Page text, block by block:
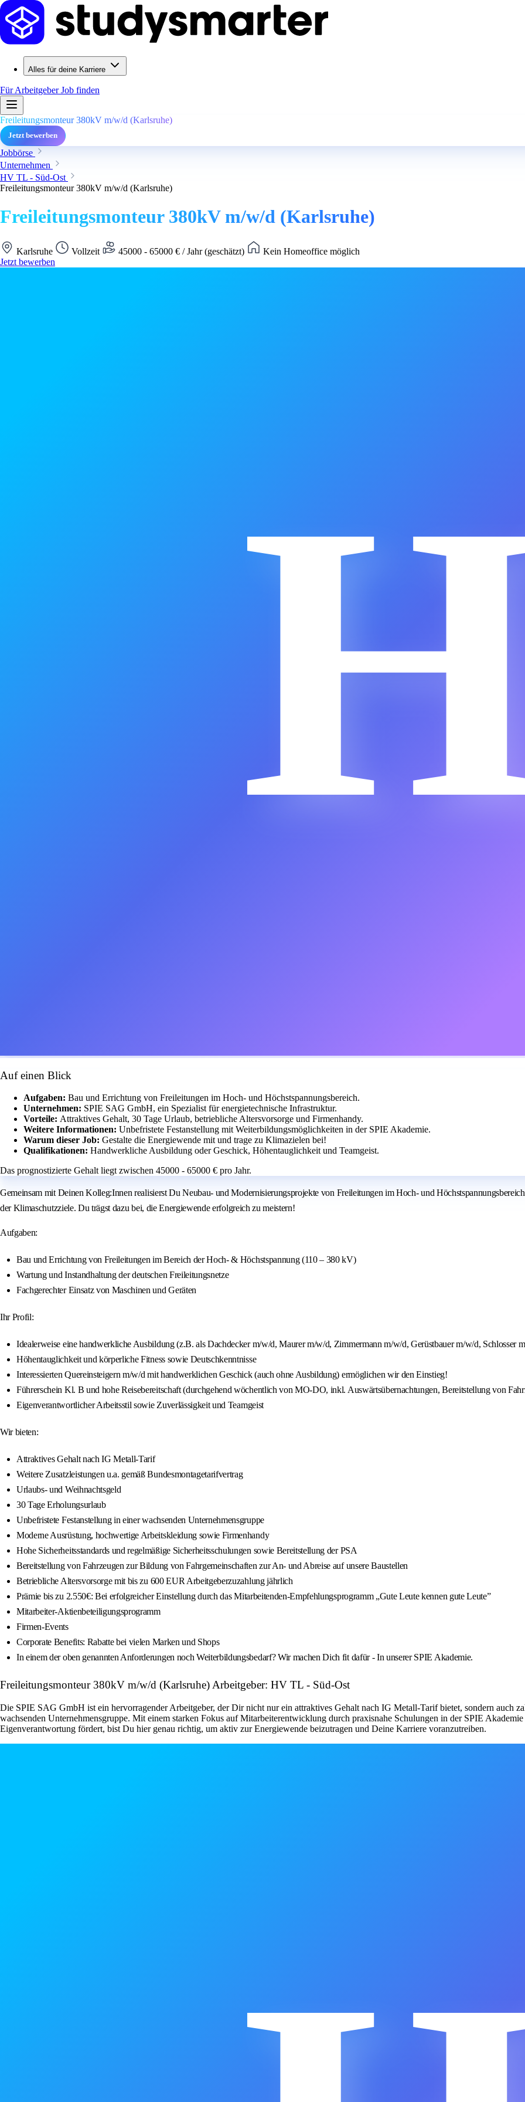
Alles für deine Karriere
Für ArbeitgeberJob finden
Freileitungsmonteur 380kV m/w/d (Karlsruhe)
Jetzt bewerben
Jobbörse
Unternehmen
HV TL - Süd-Ost
Freileitungsmonteur 380kV m/w/d (Karlsruhe)
Freileitungsmonteur 380kV m/w/d (Karlsruhe)
Karlsruhe Vollzeit 45000 - 65000 € / Jahr (geschätzt)
Kein Homeoffice möglich
Jetzt bewerben
Auf einen Blick
Aufgaben: Bau und Errichtung von Freileitungen im Hoch- und Höchstspannungsbereich.
Unternehmen: SPIE SAG GmbH, ein Spezialist für energietechnische Infrastruktur.
Vorteile: Attraktives Gehalt, 30 Tage Urlaub, betriebliche Altersvorsorge und Firmenhandy.
Weitere Informationen: Unbefristete Festanstellung mit Weiterbildungsmöglichkeiten in der SPIE Akademie.
Warum dieser Job: Gestalte die Energiewende mit und trage zu Klimazielen bei!
Qualifikationen: Handwerkliche Ausbildung oder Geschick, Höhentauglichkeit und Teamgeist.
Das prognostizierte Gehalt liegt zwischen 45000 - 65000 € pro Jahr.
Gemeinsam mit Deinen Kolleg:Innen realisierst Du Neubau- und Modernisierungsprojekte von Freileitungen im Hoch- und
der Klimaschutzziele. Du trägst dazu bei, die Energiewende erfolgreich zu meistern!
Aufgaben:
Bau und Errichtung von Freileitungen im Bereich der Hoch- & Höchstspannung (110 – 380 kV)
Wartung und Instandhaltung der deutschen Freileitungsnetze
Fachgerechter Einsatz von Maschinen und Geräten
Ihr Profil:
Idealerweise eine handwerkliche Ausbildung (z.B. als Dachdecker m/w/d, Maurer m/w/d, Zimmermann m/w/d, Gerüstbauer m/w/d, Schlosser
Höhentauglichkeit und körperliche Fitness sowie Deutschkenntnisse
Interessierten Quereinsteigern m/w/d mit handwerklichen Geschick (auch ohne Ausbildung) ermöglichen wir den Einstieg!
Führerschein Kl. B und hohe Reisebereitschaft (durchgehend wöchentlich von MO-DO, inkl. Auswärtsübernachtungen, Bereitstellung von
Eigenverantwortlicher Arbeitsstil sowie Zuverlässigkeit und Teamgeist
Wir bieten:
Attraktives Gehalt nach IG Metall-Tarif
Weitere Zusatzleistungen u.a. gemäß Bundesmontagetarifvertrag
Urlaubs- und Weihnachtsgeld
30 Tage Erholungsurlaub
Unbefristete Festanstellung in einer wachsenden Unternehmensgruppe
Moderne Ausrüstung, hochwertige Arbeitskleidung sowie Firmenhandy
Hohe Sicherheitsstandards und regelmäßige Sicherheitsschulungen sowie Bereitstellung der PSA
Bereitstellung von Fahrzeugen zur Bildung von Fahrgemeinschaften zur An- und Abreise auf unsere Baustellen
Betriebliche Altersvorsorge mit bis zu 600 EUR Arbeitgeberzuzahlung jährlich
Prämie bis zu 2.550€: Bei erfolgreicher Einstellung durch das Mitarbeitenden-Empfehlungsprogramm „Gute Leute kennen gute Leute”
Mitarbeiter-Aktienbeteiligungsprogramm
Firmen-Events
Corporate Benefits: Rabatte bei vielen Marken und Shops
In einem der oben genannten Anforderungen noch Weiterbildungsbedarf? Wir machen Dich fit dafür - In unserer SPIE Akademie.
Freileitungsmonteur 380kV m/w/d (Karlsruhe) Arbeitgeber: HV TL - Süd-Ost
Die SPIE SAG GmbH ist ein hervorragender Arbeitgeber, der Dir nicht nur ein attraktives Gehalt nach IG Metall-Tarif bietet, sondern auch
wachsenden Unternehmensgruppe. Mit einem starken Fokus auf Mitarbeiterentwicklung durch praxisnahe Schulungen in der SPIE
Eigenverantwortung fördert, bist Du hier genau richtig, um aktiv zur Energiewende beizutragen und Deine Karriere voranzutreiben.